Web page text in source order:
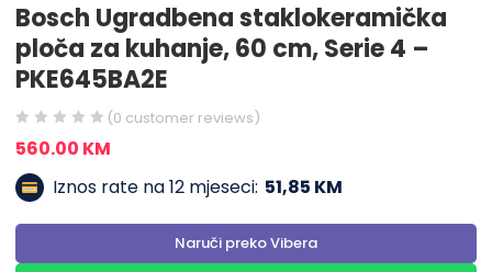
Bosch Ugradbena staklokeramička
ploča za kuhanje, 60 cm, Serie 4 –
PKE645BA2E
(0 customer reviews)
560.00 KM
Iznos rate na 12 mjeseci: 51,85 KM
Naruči preko Vibera